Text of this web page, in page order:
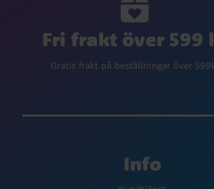
Fri frakt över 599
Gratis frakt på beställningar över
Info